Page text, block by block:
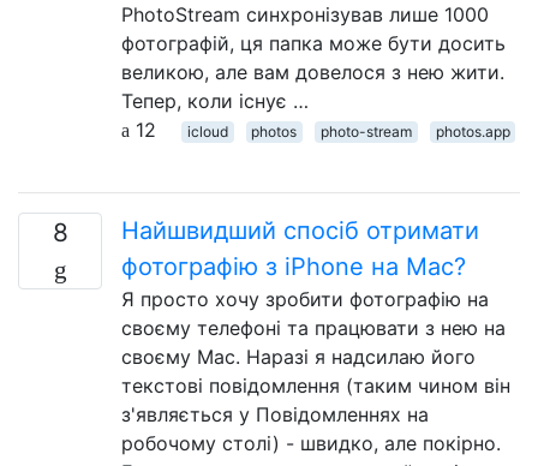
PhotoStream синхронізував лише 1000
фотографій, ця папка може бути досить
великою, але вам довелося з нею жити.
Тепер, коли існує …
12
icloud photos photo-stream photos.app
8
Найшвидший спосіб отримати
фотографію з iPhone на Mac?
Я просто хочу зробити фотографію на
своєму телефоні та працювати з нею на
своєму Mac. Наразі я надсилаю його
текстові повідомлення (таким чином він
з'являється у Повідомленнях на
робочому столі) - швидко, але покірно.